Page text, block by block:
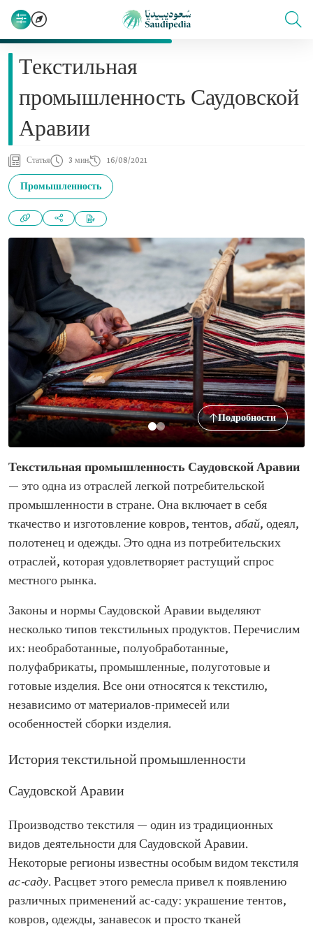
Текстильная
промышленность Саудовской
Аравии
Статья 3 мин 16/08/2021
Промышленность
Подробности
Текстильная промышленность Саудовской Аравии
— это одна из отраслей легкой потребительской
промышленности в стране. Она включает в себя
ткачество и изготовление ковров, тентов, абай, одеял,
полотенец и одежды. Это одна из потребительских
отраслей, которая удовлетворяет растущий спрос
местного рынка.
Законы и нормы Саудовской Аравии выделяют
несколько типов текстильных продуктов. Перечислим
их: необработанные, полуобработанные,
полуфабрикаты, промышленные, полуготовые и
готовые изделия. Все они относятся к текстилю,
независимо от материалов-примесей или
особенностей сборки изделия.
История текстильной промышленности
Саудовской Аравии
Производство текстиля — один из традиционных
видов деятельности для Саудовской Аравии.
Некоторые регионы известны особым видом текстиля
ас-саду. Расцвет этого ремесла привел к появлению
различных применений ас-саду: украшение тентов,
ковров, одежды, занавесок и просто тканей